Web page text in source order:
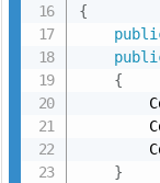
{
{
}